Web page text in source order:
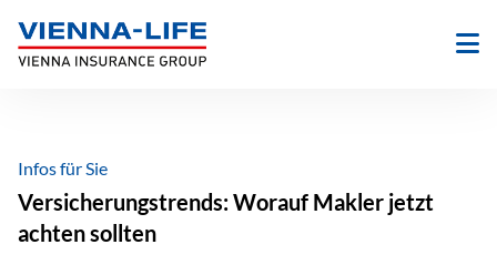
Inhalt
springen
Infos für Sie
Versicherungstrends: Worauf Makler jetzt
achten sollten